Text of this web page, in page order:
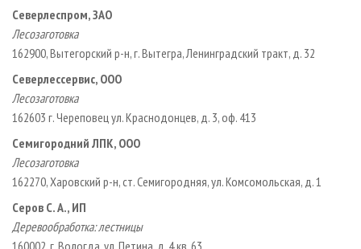
Северлеспром, ЗАО
Лесозаготовка
162900, Вытегорский р­-н, г. Вытегра, Ленинградский тракт, д. 32
Северлессервис, ООО
Лесозаготовка
162603 г. Череповец ул. Краснодонцев, д. 3, оф. 413
Семигородний ЛПК, ООО
Лесозаготовка
162270, Харовский р­-н, ст. Семигородняя, ул. Комсомольская, д. 1
Серов С. А., ИП
Деревообработка: лестницы
160002, г. Вологда, ул. Петина, д. 4 кв. 63